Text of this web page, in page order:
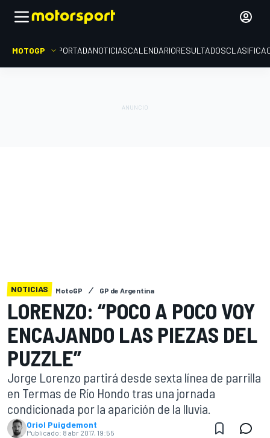
MOTOGP PORTADANOTICIASCALENDARIORESULTADOS
NOTICIAS MotoGP GP de Argentina
LORENZO: “POCO A POCO VOY
ENCAJANDO LAS PIEZAS DEL
PUZZLE”
Jorge Lorenzo partirá desde sexta línea de parrilla
en Termas de Río Hondo tras una jornada
condicionada por la aparición de la lluvia.
Oriol Puigdemont
Publicado: 8 abr 2017, 19:55